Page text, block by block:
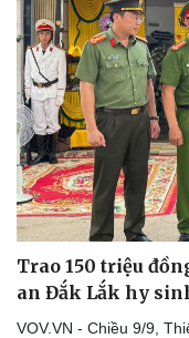
Trao 150 triệu
an Đắk Lắk hy
VOV.VN - Chiều 9/9,